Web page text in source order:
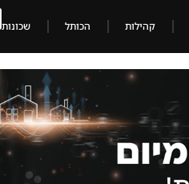
קהילות הכותל שכונות